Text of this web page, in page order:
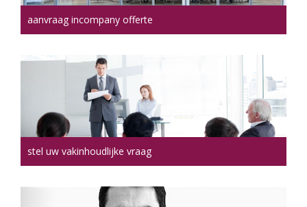
aanvraag incompany offerte
stel uw vakinhoudlijke vraag